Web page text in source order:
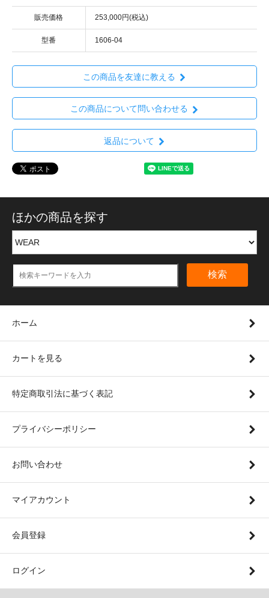
販売価格 253,000円(税込)
型番 1606-04
この商品を友達に教える
この商品について問い合わせる
返品について
ほかの商品を探す
検索
ホーム
カートを見る
特定商取引法に基づく表記
プライバシーポリシー
お問い合わせ
マイアカウント
会員登録
ログイン